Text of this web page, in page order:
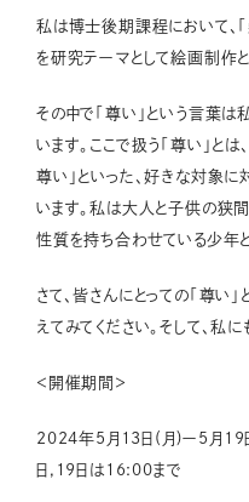
私は博士後期課程において、
を研究テーマとして絵画制作と
その中で「尊い」という言葉
います。ここで扱う「尊い」と
尊い」といった、好きな対象
います。私は大人と子供の狭
性質を持ち合わせている少年
さて、皆さんにとっての「尊い
えてみてください。そして、私に
＜開催期間＞
2024年5月13日(月)ー5
日,19日は16:00まで